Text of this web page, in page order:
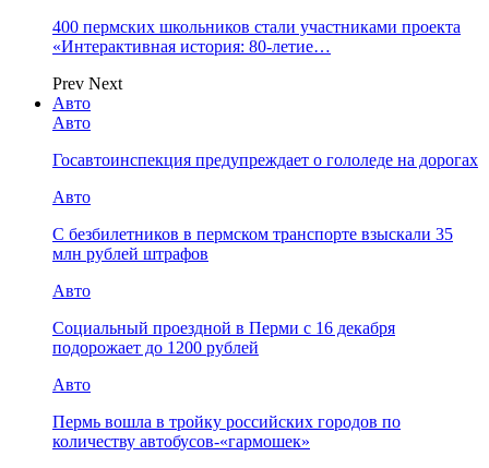
400 пермских школьников стали участниками проекта
«Интерактивная история: 80-летие…
Prev Next
Авто
Авто
Госавтоинспекция предупреждает о гололеде на дорогах
Авто
С безбилетников в пермском транспорте взыскали 35
млн рублей штрафов
Авто
Социальный проездной в Перми с 16 декабря
подорожает до 1200 рублей
Авто
Пермь вошла в тройку российских городов по
количеству автобусов-«гармошек»